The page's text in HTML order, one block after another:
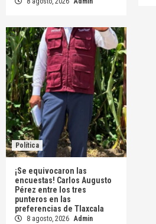
Política
¡Se equivocaron las
encuestas! Carlos Augusto
Pérez entre los tres
punteros en las
preferencias de Tlaxcala
8 agosto, 2026 Admin